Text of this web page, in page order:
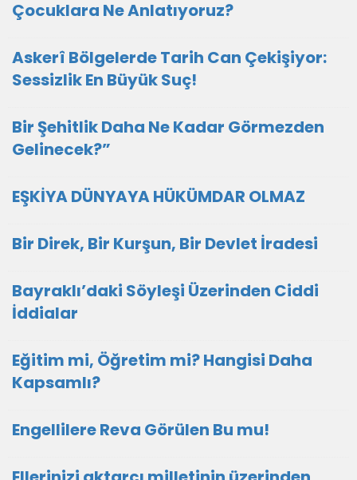
Çocuklara Ne Anlatıyoruz?
Askerî Bölgelerde Tarih Can Çekişiyor:
Sessizlik En Büyük Suç!
Bir Şehitlik Daha Ne Kadar Görmezden
Gelinecek?”
EŞKİYA DÜNYAYA HÜKÜMDAR OLMAZ
Bir Direk, Bir Kurşun, Bir Devlet İradesi
Bayraklı’daki Söyleşi Üzerinden Ciddi
İddialar
Eğitim mi, Öğretim mi? Hangisi Daha
Kapsamlı?
Engellilere Reva Görülen Bu mu!